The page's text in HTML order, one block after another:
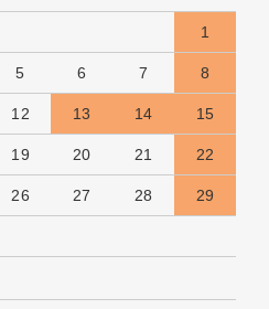
1
5 6 7 8
12 13 14 15
19 20 21 22
26 27 28 29